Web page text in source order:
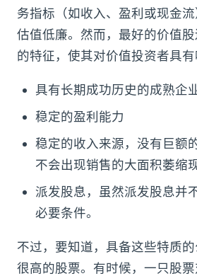
务指标（如收入、盈利或现金
估值低廉。然而，最好的价值
的特征，使其对价值投资者具有
具有长期成功历史的成熟企业
稳定的盈利能力
稳定的收入来源，没有巨额
不会出现销售的大面积萎缩
派发股息，虽然派发股息并
必要条件。
不过，要知道，具备这些特质
很高的股票。有时候，一只股